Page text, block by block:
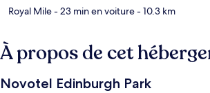
Royal Mile- 23 min en voiture- 10.3 km
À propos de cet
Novotel Edinburgh Park